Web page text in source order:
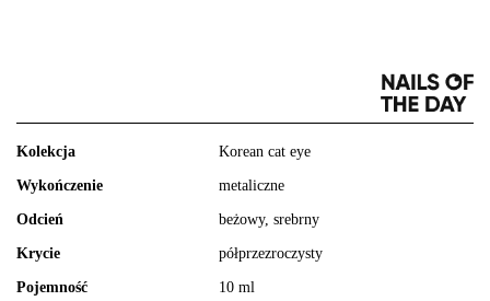
Kolekcja Korean cat eye
Wykończenie metaliczne
Odcień beżowy, srebrny
Krycie półprzezroczysty
Pojemność 10 ml